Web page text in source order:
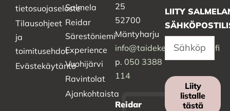
tietosuojaseloste
Tilausohjeet
ja
toimitusehdot
Evästekäytäntö
Salmela
Reidar
Särestöniemi
Experience
Vuohijärvi
Ravintolat
Ajankohtaista
25
52700
Mäntyharju
info@taidekeskussalmela.fi
p. 050 3388
114
Reidar
LIITY
Liity
listalle
tästä